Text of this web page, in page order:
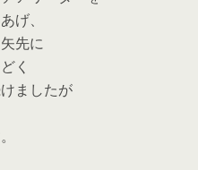
げ、
先に
く
ましたが